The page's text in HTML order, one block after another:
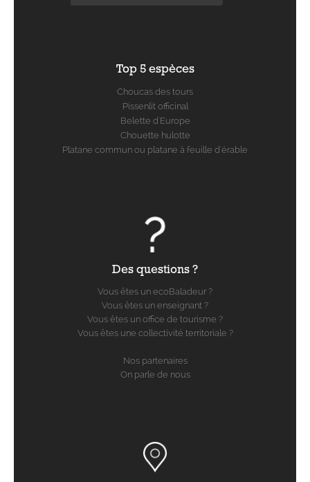
Top 5 espèces
Choucas des tours
Pissenlit officinal
Belette d'Europe
Chouette hulotte
Platane commun ou platane à feuille d'érable
Des questions ?
Vous êtes un ecoBaladeur ?
Vous êtes un enseignant ?
Vous êtes un office de tourisme ?
Vous êtes une collectivité territoriale ?
Nos partenaires
On parle de nous